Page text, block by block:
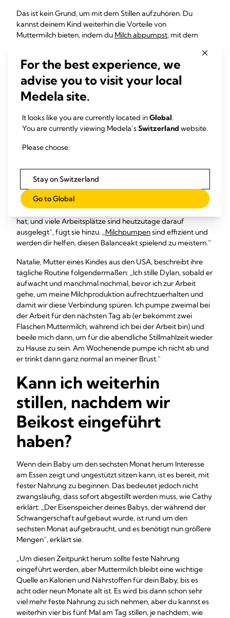
Das ist kein Grund, um mit dem Stillen aufzuhören. Du
kannst deinem Kind weiterhin die Vorteile von
Muttermilch bieten, indem du Milch abpumpst, mit dem
„Pumpe ein paar Tage vorher kleine Mengen Milch ab –
vielleicht 40 bis 60 ml pro Pumpvorgang – so kannst du
demjenigen, der sich um dein Baby kümmern wird, eine
Mengen abpumpst, hat das keinen Einfluss auf deine
Milchproduktion.
„Wenn duin den Beruf zurückkehrst
Baby nachts sowie früh am Morgen und spät am Abend. In
Mittagspause pumpen sie ab
lindern und Milch für den nächsten Tag bereitzustellen.
„Es ist in der Regel viel einfacher, als man es sich vorgestellt
hat, und viele Arbeitsplätze sind heutzutage darauf
ausgelegt“, fügt sie hinzu. „Milchpumpensind effizient und
werden dir helfen, diesen Balanceakt spielend zu meistern.“
Natalie, Mutter eines Kindes aus den USA, beschreibt ihre
tägliche Routine folgendermaßen: „Ich stille Dylan, sobald er
aufwacht und manchmal nochmal, bevor ich zur Arbeit
gehe, um meine Milchproduktion aufrechtzuerhalten und
damit wir diese Verbindung spüren. Ich pumpe zweimal bei
der Arbeit für den nächsten Tag ab (er bekommt zwei
Flaschen Muttermilch, während ich bei der Arbeit bin) und
beeile mich dann, um für die abendliche Stillmahlzeit wieder
zu Hause zu sein. Am Wochenende pumpe ich nicht ab und
er trinkt dann ganz normal an meiner Brust.“
Kann ich weiterhin
stillen, nachdem wir
Beikost eingeführt
haben?
Wenn dein Baby um den sechsten Monat herum Interesse
am Essen zeigt und ungestützt sitzen kann, ist es bereit, mit
fester Nahrung zu beginnen. Das bedeutet jedoch nicht
zwangsläufig, dass sofort abgestillt werden muss, wie Cathy
erklärt: „Der Eisenspeicher deines Babys, der während der
Schwangerschaft aufgebaut wurde, ist rund um den
sechsten Monat aufgebraucht, und es benötigt nun größere
Mengen“, erklärt sie.
„Um diesen Zeitpunkt herum sollte feste Nahrung
eingeführt werden, aber Muttermilch bleibt eine wichtige
Quelle an Kalorien und Nährstoffen für dein Baby, bis es
acht oder neun Monate alt ist. Es wird bis dann schon sehr
viel mehr feste Nahrung zu sich nehmen, aber du kannst es
weiterhin vier bis fünf Mal am Tag stillen, je nachdem, wie
For the best experience, we
advise you to visit your local
Medela site.
It looks like you are currently located inGlobal.
You are currently viewing Medela’sSwitzerland website.
Please choose:
Stay on Switzerland
Go to Global